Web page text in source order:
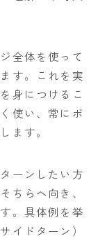
全体を使って
す。これを実
身につけるこ
使い、常にボ
ます。
ーンしたい方
ちらへ向き、
。具体例を挙
イドターン）